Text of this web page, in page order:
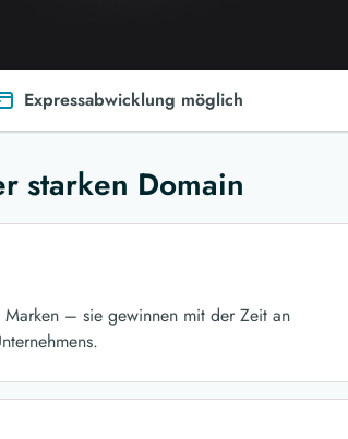
Expressabwicklung möglich
starken Domain
– sie gewinnen mit der Zeit an